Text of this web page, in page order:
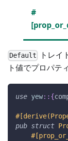
#
Default
トレイ
ト値でプロパテ
use yew:: {
pub struct